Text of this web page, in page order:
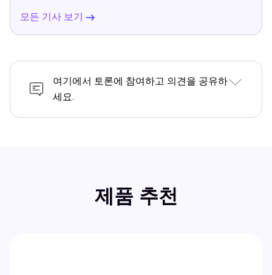
모든 기사 보기
여기에서 토론에 참여하고 의견을 공유하
세요.
제품 추천